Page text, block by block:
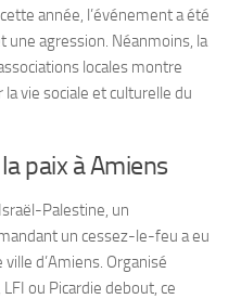
année, l’événement a été
agression. Néanmoins, la
locales montre
vie sociale et culturelle du
paix à Amiens
Palestine, un
un cessez-le-feu a eu
d’Amiens. Organisé
ou Picardie debout, ce